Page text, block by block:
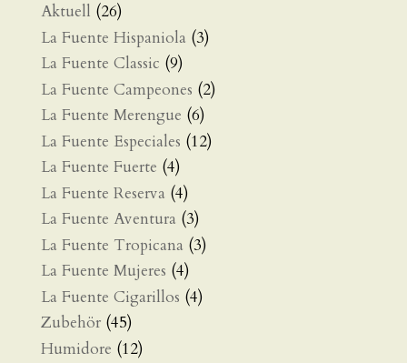
Aktuell (26)
La Fuente Hispaniola (3)
La Fuente Classic (9)
La Fuente Campeones (2)
La Fuente Merengue (6)
La Fuente Especiales (12)
La Fuente Fuerte (4)
La Fuente Reserva (4)
La Fuente Aventura (3)
La Fuente Tropicana (3)
La Fuente Mujeres (4)
La Fuente Cigarillos (4)
Zubehör (45)
Humidore (12)